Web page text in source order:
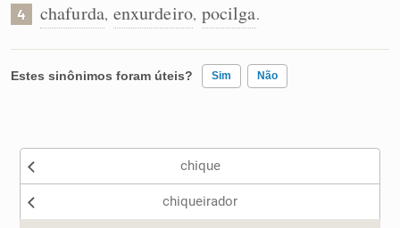
4 chafurda, enxurdeiro, pocilga.
Estes sinônimos foram úteis? Sim Não
Nenhum dos sinônimos apresentados me ajudou
chique
chiqueirador